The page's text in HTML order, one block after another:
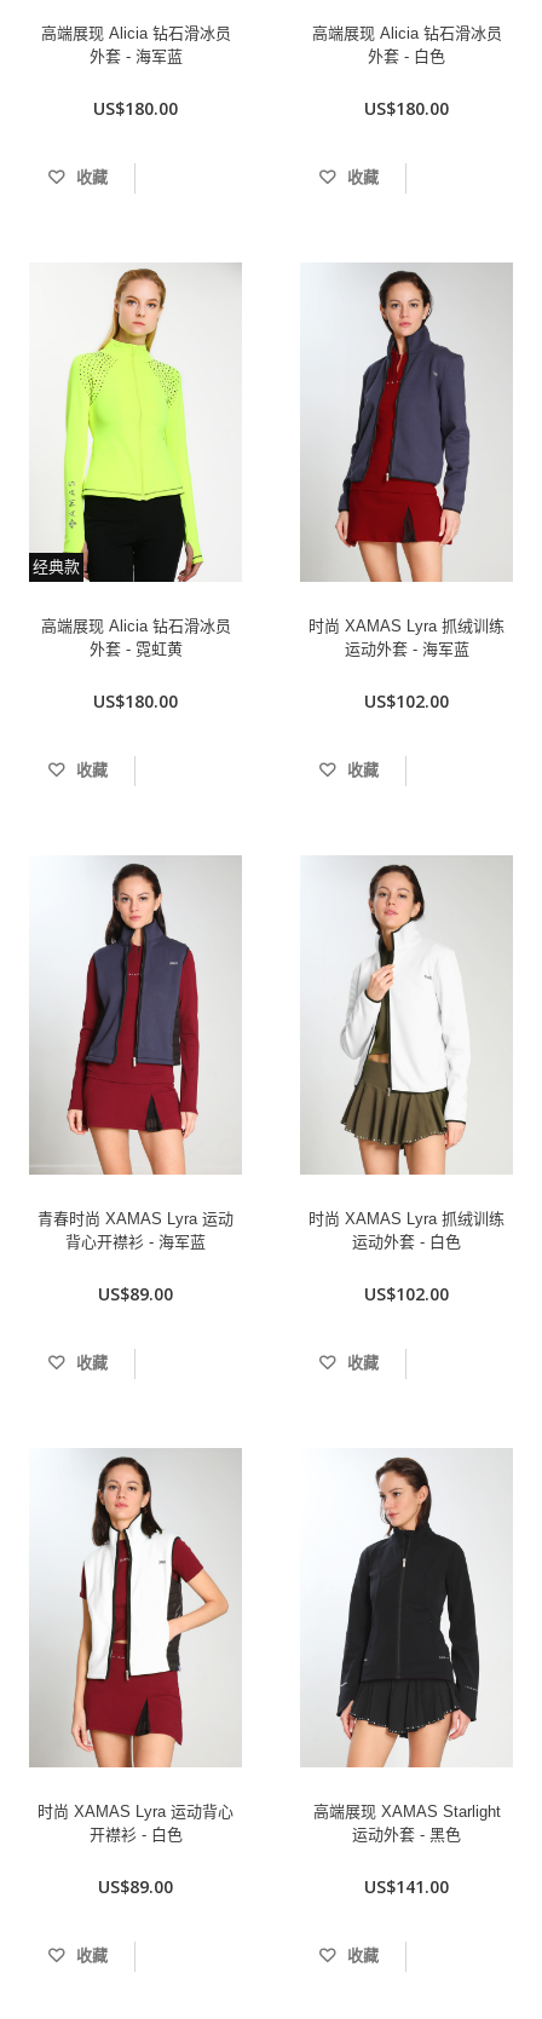
高端展现 Alicia 钻石滑冰员
外套 - 海军蓝
US$180.00
收藏
高端展现 Alicia 钻石滑冰员
外套 - 白色
US$180.00
收藏
经典款
高端展现 Alicia 钻石滑冰员
外套 - 霓虹黄
US$180.00
收藏
时尚 XAMAS Lyra 抓绒训练
运动外套 - 海军蓝
US$102.00
收藏
青春时尚 XAMAS Lyra 运动
背心开襟衫 - 海军蓝
US$89.00
收藏
时尚 XAMAS Lyra 抓绒训练
运动外套 - 白色
US$102.00
收藏
时尚 XAMAS Lyra 运动背心
开襟衫 - 白色
US$89.00
收藏
高端展现 XAMAS Starlight
运动外套 - 黑色
US$141.00
收藏